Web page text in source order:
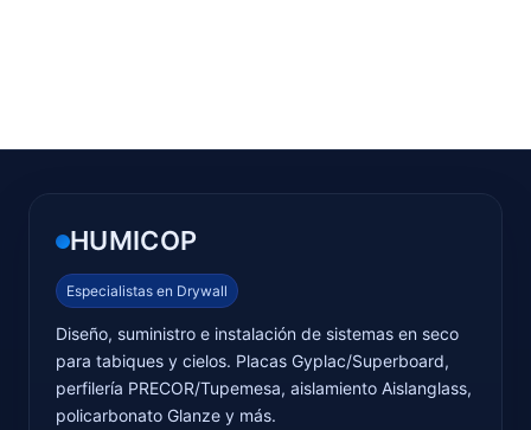
HUMICOP
Especialistas en Drywall
Diseño, suministro e instalación de sistemas en seco
para tabiques y cielos. Placas Gyplac/Superboard,
perfilería PRECOR/Tupemesa, aislamiento Aislanglass,
policarbonato Glanze y más.